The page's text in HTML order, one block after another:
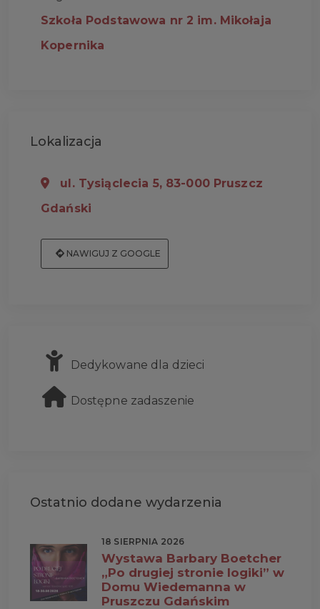
Szkoła Podstawowa nr 2 im. Mikołaja
Kopernika
Lokalizacja
ul. Tysiąclecia 5, 83-000 Pruszcz
Gdański
NAWIGUJ Z GOOGLE
Dedykowane dla dzieci
Dostępne zadaszenie
Ostatnio dodane wydarzenia
18 SIERPNIA 2026
Wystawa Barbary Boetcher
„Po drugiej stronie logiki” w
Domu Wiedemanna w
Pruszczu Gdańskim